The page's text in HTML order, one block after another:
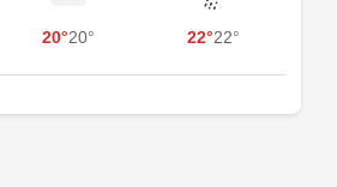
20°20° 22°22°